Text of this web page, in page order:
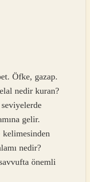
Öfke, gazap.
nedir kuran?
gelir.
nedir?
önemli